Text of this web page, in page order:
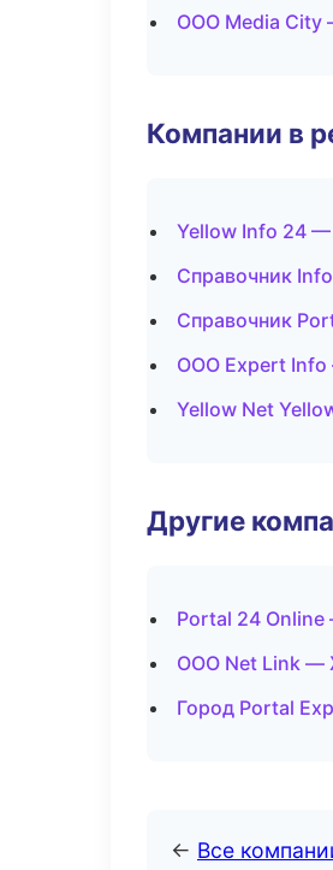
ООО Media City
Компании в
Yellow Info 24
Справочник
Справочник
ООО Expert
Yellow Net
Другие
Portal 24
ООО Net Link —
Город Portal
← Все